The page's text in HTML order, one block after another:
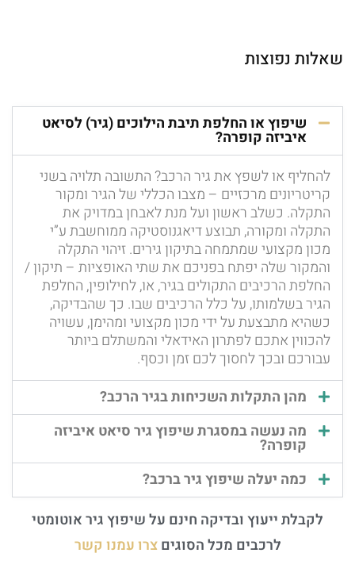
שאלות נפוצות
שיפוץ או החלפת תיבת הילוכים (גיר) לסיאט
איביזה קופרה?
להחליף או לשפץ את גיר הרכב? התשובה תלויה בשני
קריטריונים מרכזיים – מצבו הכללי של הגיר ומקור
התקלה. כשלב ראשון ועל מנת לאבחן במדויק את
התקלה ומקורה, תבוצע דיאגנוסטיקה ממוחשבת ע”י
מכון מקצועי שמתמחה בתיקון גירים. זיהוי התקלה
והמקור שלה יפתח בפניכם את שתי האופציות – תיקון /
החלפת הרכיבים התקולים בגיר, או, לחילופין, החלפת
הגיר בשלמותו, על כלל הרכיבים שבו. כך שהבדיקה,
כשהיא מתבצעת על ידי מכון מקצועי ומהימן, עשויה
להכווין אתכם לפתרון האידאלי והמשתלם ביותר
עבורכם ובכך לחסוך לכם זמן וכסף.
מהן התקלות השכיחות בגיר הרכב?
מה נעשה במסגרת שיפוץ גיר סיאט איביזה
קופרה?
כמה יעלה שיפוץ גיר ברכב?
לקבלת ייעוץ ובדיקה חינם על שיפוץ גיר אוטומטי
לרכבים מכל הסוגים צרו עמנו קשר